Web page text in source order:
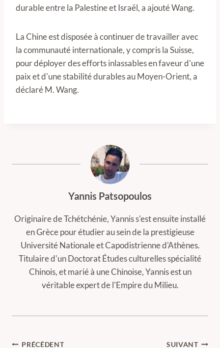
durable entre la Palestine et Israël, a ajouté Wang.
La Chine est disposée à continuer de travailler avec
la communauté internationale, y compris la Suisse,
pour déployer des efforts inlassables en faveur d'une
paix et d'une stabilité durables au Moyen-Orient, a
déclaré M. Wang.
Yannis Patsopoulos
Originaire de Tchétchénie, Yannis s'est ensuite installé
en Grèce pour étudier au sein de la prestigieuse
Université Nationale et Capodistrienne d'Athènes.
Titulaire d'un Doctorat Études culturelles spécialité
Chinois, et marié à une Chinoise, Yannis est un
véritable expert de l'Empire du Milieu.
PRÉCÉDENT SUIVANT